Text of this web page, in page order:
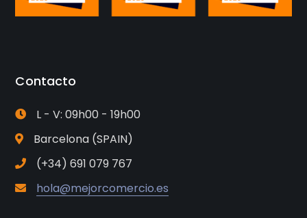
Contacto
L - V: 09h00 - 19h00
Barcelona (SPAIN)
(+34) 691 079 767
hola@mejorcomercio.es